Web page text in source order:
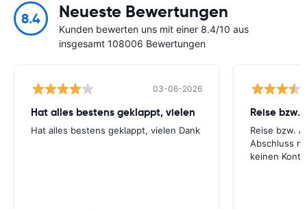
8.4 Neueste Bewertungen
Kunden bewerten uns mit einer 8.4/10 aus
insgesamt 108006 Bewertungen
03-06-2026
Hat alles bestens geklappt, vielen
Hat alles bestens geklappt, vielen Dank
Reise bzw.
Abschluss
keinen